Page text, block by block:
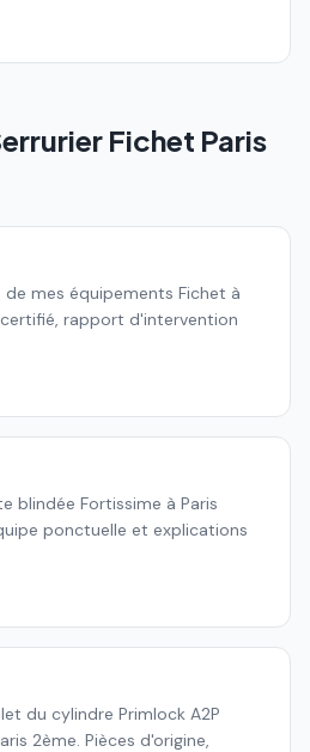
Fichet Paris
de mes équipements Fichet à
certifié, rapport d'intervention
blindée Fortissime à Paris
ponctuelle et explications
du cylindre Primlock A2P
2ème. Pièces d'origine,